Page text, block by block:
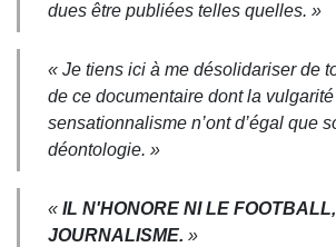
dues être publiées telles quelles. »
« Je tiens ici à me désolidariser de
de ce documentaire dont la
sensationnalisme n’ont d’égal que
déontologie. »
« IL N'HONORE NI LE
JOURNALISME. »